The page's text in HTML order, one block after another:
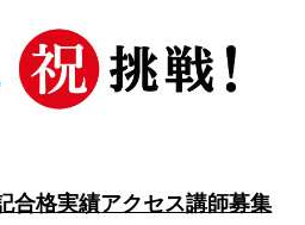
合格実績アクセス講師募集